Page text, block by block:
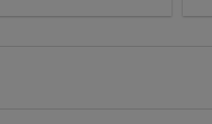
BKK–TPA: cmp-view-offers-
BKK–TPA: cmp-view-offers-
BKK–TPA: cmp-view-
BKK–TPA: cmp-view-
BKK–TPA: cmp-
BKK–TPA: